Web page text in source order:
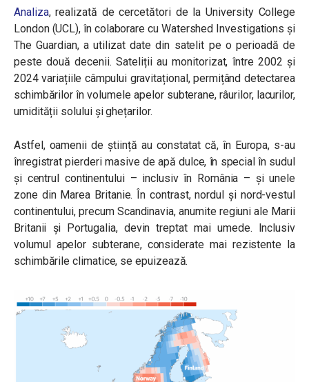
Analiza, realizată de cercetători de la University College
London (UCL), în colaborare cu Watershed Investigations și
The Guardian, a utilizat date din satelit pe o perioadă de
peste două decenii. Sateliții au monitorizat, între 2002 și
2024 variațiile câmpului gravitațional, permițând detectarea
schimbărilor în volumele apelor subterane, râurilor, lacurilor,
umidității solului și ghețarilor.
Astfel, oamenii de știință au constatat că, în Europa, s-au
înregistrat pierderi masive de apă dulce, în special în sudul
și centrul continentului – inclusiv în România – și unele
zone din Marea Britanie. În contrast, nordul și nord-vestul
continentului, precum Scandinavia, anumite regiuni ale Marii
Britanii și Portugalia, devin treptat mai umede. Inclusiv
volumul apelor subterane, considerate mai rezistente la
schimbările climatice, se epuizează.